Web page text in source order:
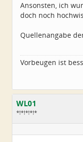
Ansonsten, ich
doch noch
Quellenangabe
Vorbeugen ist
WL01
*!*!*!*!*
Geschlecht:
Beiträge:
539